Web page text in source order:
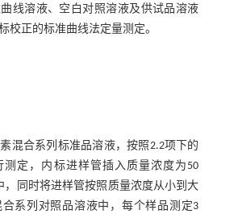
线溶液、空白对照溶液及供试品溶液
校正的标准曲线法定量测定。
混合系列标准品溶液，按照2.2项下的
测定，内标进样管插入质量浓度为50
，同时将进样管按照质量浓度从小到大
系列对照品溶液中，每个样品测定3